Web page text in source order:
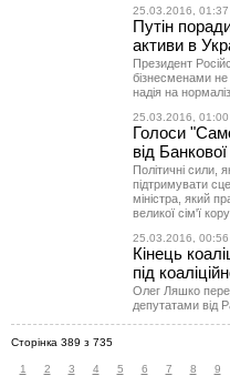
25.03.2016, 01:37
Путін
активи в
Президент
бізнесменами не
надія на
25.03.2016, 01:00
Голоси
від
Політичні сили,
підтримувати
міністра, який
великої сім'ї
25.03.2016, 00:56
Кінець
під
Олег Ляшко
депутатами від
Сторінка 389 з 735
1 2 3 4 5 6 7 8 9